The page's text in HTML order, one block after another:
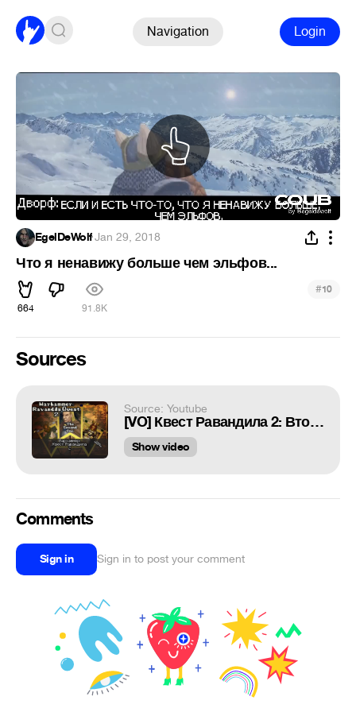
Navigation Login
EgelDeWolf·Jan 29, 2018
Что я ненавижу больше чем эльфов...
664 91.8K
#10
Sources
Source: Youtube
[VO] Квест Равандила 2: Второе пришествие.
Show video
Comments
Sign in Sign in to post your comment